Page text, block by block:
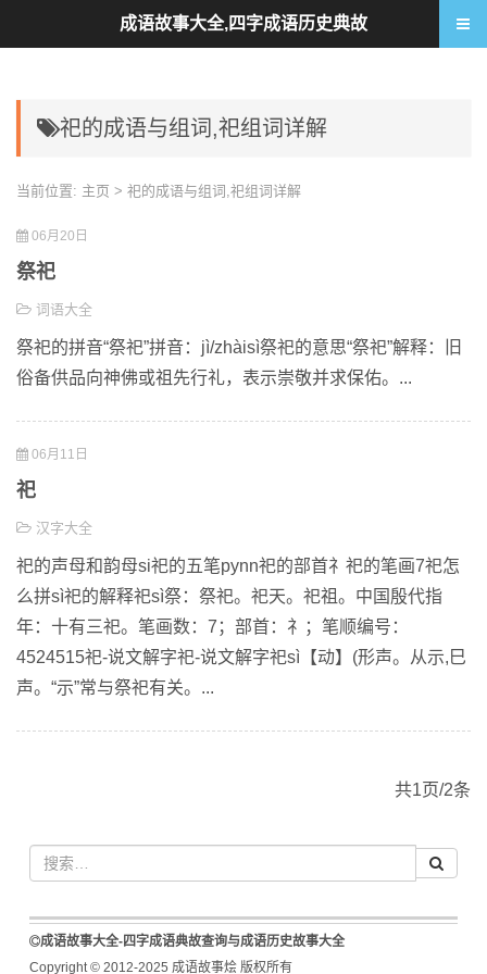
祀的成语与组词,祀组词详解
当前位置: 主页 > 祀的成语与组词,祀组词详解
06月20日
祭祀
词语大全
祭祀的拼音“祭祀”拼音：jì/zhàisì祭祀的意思“祭祀”解释：旧
俗备供品向神佛或祖先行礼，表示崇敬并求保佑。...
06月11日
祀
汉字大全
祀的声母和韵母si祀的五笔pynn祀的部首礻祀的笔画7祀怎
么拼sì祀的解释祀sì祭：祭祀。祀天。祀祖。中国殷代指
年：十有三祀。笔画数：7；部首：礻；笔顺编号：
4524515祀-说文解字祀-说文解字祀sì【动】(形声。从示,巳
声。“示”常与祭祀有关。...
共1页/2条
成语故事大全-四字成语典故查询与成语历史故事大全
Copyright © 2012-2025 成语故事烩 版权所有
成语故事大全,四字成语历史典故